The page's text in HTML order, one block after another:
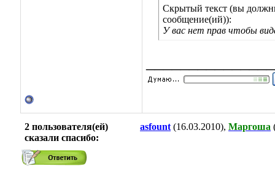
Скрытый текст (вы
сообщение(ий)):
У вас нет прав чтобы
2 пользователя(ей)
сказали cпасибо:
asfount (16.03.2010), Маргоша